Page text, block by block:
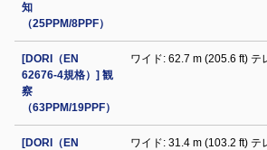
知
（25PPM/8PPF）
[DORI（EN
62676-4規格）] 観
察
（63PPM/19PPF）
ワイド: 62.7 m (205.6 ft) テ
[DORI（EN
ワイド: 31.4 m (103.2 ft) テ